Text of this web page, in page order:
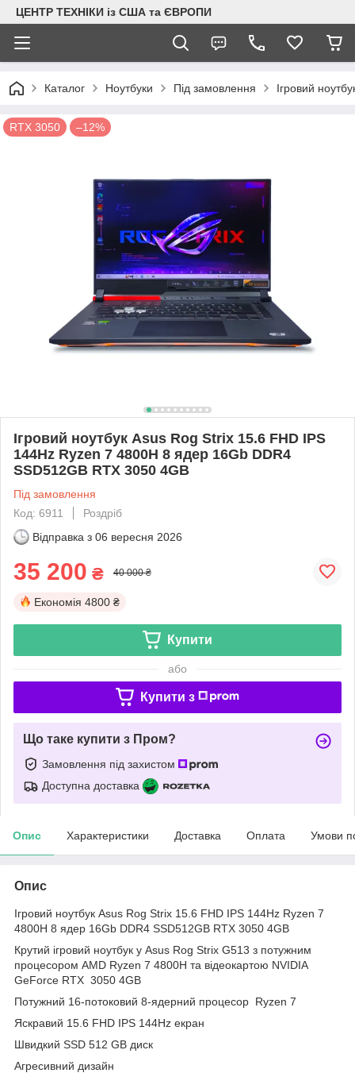
ЦЕНТР ТЕХНІКИ із США та ЄВРОПИ
Каталог Ноутбуки Під замовлення Ігровий
RTX 3050 –12%
Ігровий ноутбук Asus Rog Strix 15.6 FHD IPS
144Hz Ryzen 7 4800H 8 ядер 16Gb DDR4
SSD512GB RTX 3050 4GB
Під замовлення
Код: 6911
Роздріб
Відправка з 06 вересня 2026
35 200 ₴ 40 000 ₴
Економія 4800 ₴
Купити
або
Купити з
Що таке купити з Пром?
Замовлення під захистом
Доступна доставка
Опис Характеристики Доставка Оплата Умови
Опис
Ігровий ноутбук Asus Rog Strix 15.6 FHD IPS 144Hz Ryzen 7
4800H 8 ядер 16Gb DDR4 SSD512GB RTX 3050 4GB
Крутий ігровий ноутбук у Asus Rog Strix G513 з потужним
процесором AMD Ryzen 7 4800H та відеокартою NVIDIA
GeForce RTX 3050 4GB
Потужний 16-потоковий 8-ядерний процесор Ryzen 7
Яскравий 15.6 FHD IPS 144Hz екран
Швидкий SSD 512 GB диск
Агресивний дизайн